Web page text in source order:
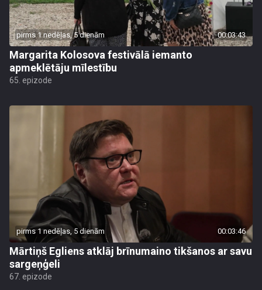
pirms 1 nedēļas, 5 dienām 00:03:43
Margarita Kolosova festivālā iemanto
apmeklētāju mīlestību
65. epizode
pirms 1 nedēļas, 5 dienām 00:03:46
Mārtiņš Egliens atklāj brīnumaino tikšanos ar savu
sargeņģeli
67. epizode